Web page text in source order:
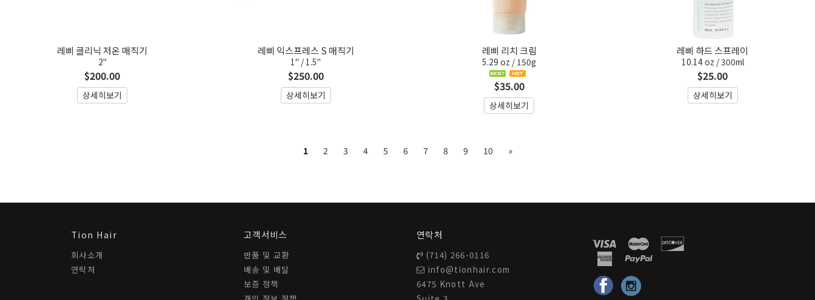
레삐 클리닉 저온 매직기
2"
$200.00
상세히보기
레삐 익스프레스 S 매직기
1" / 1.5"
$250.00
상세히보기
레삐 리치 크림
5.29 oz / 150g
$35.00
상세히보기
레삐 하드 스프레이
10.14 oz / 300ml
$25.00
상세히보기
1 2 3 4 5 6 7 8 9 10 »Next
Tion Hair
회사소개
연락처
고객서비스
반품 및 교환
배송 및 배달
보증 정책
연락처
(714) 266-0116
info@tionhair.com
6475 Knott Ave